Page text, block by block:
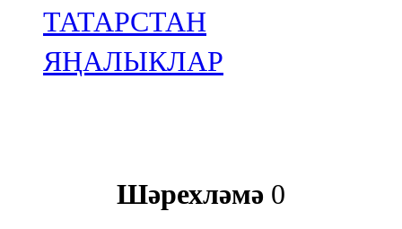
ТАТАРСТАН
ЯҢАЛЫКЛАР
Шәрехләмә 0